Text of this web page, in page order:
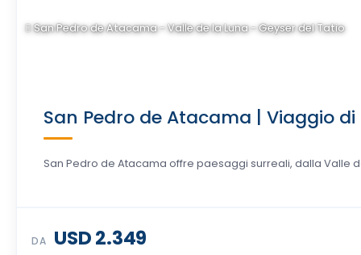
San Pedro de Atacama - Valle de la Luna - Geyser del Tatio
San Pedro de Atacama | Viaggio
San Pedro de Atacama offre paesaggi surreali, dalla Valle
DA USD 2.349